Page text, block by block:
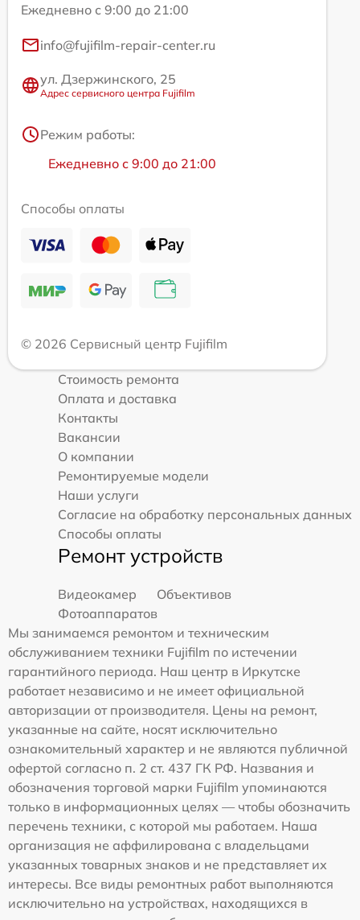
Ежедневно с 9:00 до 21:00
info@fujifilm-repair-center.ru
ул. Дзержинского, 25
Адрес сервисного центра Fujifilm
Режим работы:
Ежедневно с 9:00 до 21:00
Способы оплаты
© 2026 Сервисный центр Fujifilm
Стоимость ремонта
Оплата и доставка
Контакты
Вакансии
О компании
Ремонтируемые модели
Наши услуги
Согласие на обработку персональных данных
Способы оплаты
Ремонт устройств
Видеокамер
Объективов
Фотоаппаратов
Мы занимаемся ремонтом и техническим
обслуживанием техники Fujifilm по истечении
гарантийного периода. Наш центр в Иркутске
работает независимо и не имеет официальной
авторизации от производителя. Цены на ремонт,
указанные на сайте, носят исключительно
ознакомительный характер и не являются публичной
офертой согласно п. 2 ст. 437 ГК РФ. Названия и
обозначения торговой марки Fujifilm упоминаются
только в информационных целях — чтобы обозначить
перечень техники, с которой мы работаем. Наша
организация не аффилирована с владельцами
указанных товарных знаков и не представляет их
интересы. Все виды ремонтных работ выполняются
исключительно на устройствах, находящихся в